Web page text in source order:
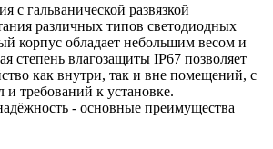
с гальванической развязкой
различных типов светодиодных
корпус обладает небольшим весом и
степень влагозащиты IP67 позволяет
как внутри, так и вне помещений, с
требований к установке.
- основные преимущества